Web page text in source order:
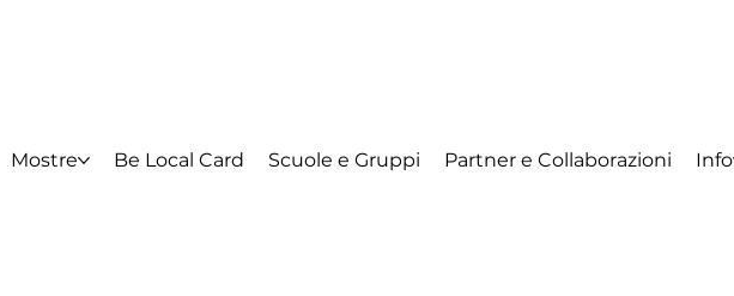
Mostre Be Local Card Scuole e Gruppi Partner e Collaborazioni Info